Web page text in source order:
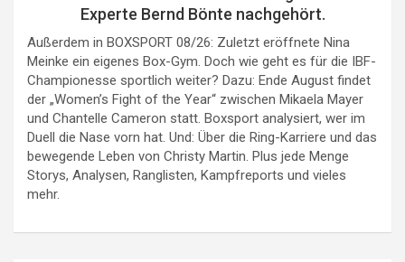
Experte Bernd Bönte nachgehört.
Außerdem in BOXSPORT 08/26: Zuletzt eröffnete Nina
Meinke ein eigenes Box-Gym. Doch wie geht es für die IBF-
Championesse sportlich weiter? Dazu: Ende August findet
der „Women’s Fight of the Year“ zwischen Mikaela Mayer
und Chantelle Cameron statt. Boxsport analysiert, wer im
Duell die Nase vorn hat. Und: Über die Ring-Karriere und das
bewegende Leben von Christy Martin. Plus jede Menge
Storys, Analysen, Ranglisten, Kampfreports und vieles
mehr.